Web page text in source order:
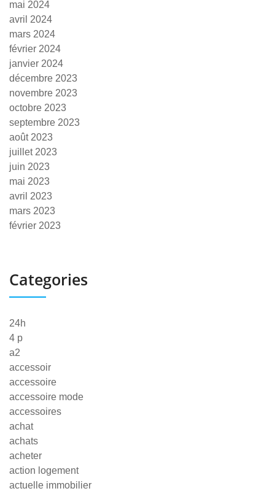
mai 2024
avril 2024
mars 2024
février 2024
janvier 2024
décembre 2023
novembre 2023
octobre 2023
septembre 2023
août 2023
juillet 2023
juin 2023
mai 2023
avril 2023
mars 2023
février 2023
Categories
24h
4 p
a2
accessoir
accessoire
accessoire mode
accessoires
achat
achats
acheter
action logement
actuelle immobilier